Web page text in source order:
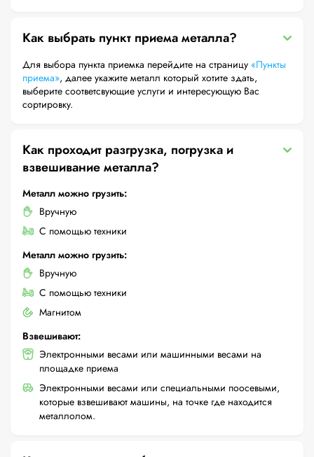
Как выбрать пункт приема металла?
Для выбора пункта приемка перейдите на страницу «Пункты
приема», далее укажите металл который хотите здать,
выберите соответсвующие услуги и интересующую Вас
сортировку.
Как проходит разгрузка, погрузка и
взвешивание металла?
Металл можно грузить:
Вручную
С помощью техники
Металл можно грузить:
Вручную
С помощью техники
Магнитом
Взвешивают:
Электронными весами или машинными весами на
площадке приема
Электронными весами или специальными поосевыми,
которые взвешивают машины, на точке где находится
металлолом.